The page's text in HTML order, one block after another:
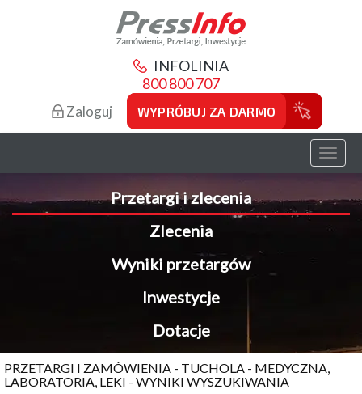
INFOLINIA
800 800 707
Zaloguj WYPRÓBUJ ZA DARMO
Toggle
Przetargi i zlecenia
Zlecenia
Wyniki przetargów
Inwestycje
Dotacje
PRZETARGI I ZAMÓWIENIA - TUCHOLA - MEDYCZNA,
LABORATORIA, LEKI - WYNIKI WYSZUKIWANIA